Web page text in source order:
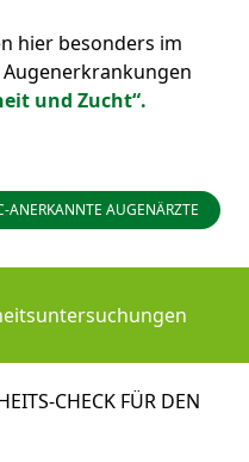
hier besonders im
und Zucht“.
ANERKANNTE AUGENÄRZTE
CHECK FÜR DEN